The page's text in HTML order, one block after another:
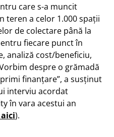
care s-a muncit
teren a celor 1.000 spații
de colectare până la
fiecare punct în
analiză cost/beneficiu,
despre o grămadă
finanțare”, a susținut
interviu acordat
în vara acestui an
).